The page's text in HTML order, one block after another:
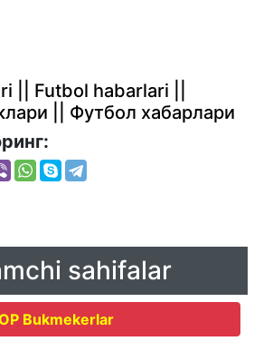
|| Futbol habarlari ||
|| Футбол хабарлари
sahifalar
Bukmekerlar